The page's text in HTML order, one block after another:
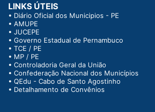
LINKS ÚTEIS
• Diário Oficial dos Municipios - PE
• AMUPE
• JUCEPE
• Governo Estadual de Pernambuco
• TCE / PE
• MP / PE
• Controladoria Geral da União
• Confederação Nacional dos Municípios
• QEdu - Cabo de Santo Agostinho
• Detalhamento de Convênios